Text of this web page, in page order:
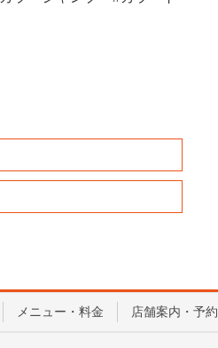
メニュー・料金 店舗案内・予約